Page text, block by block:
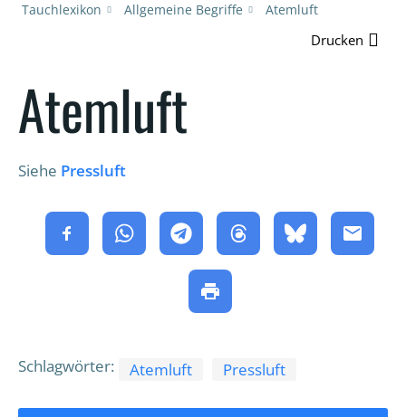
Tauchlexikon
Allgemeine Begriffe Atemluft
Drucken
Atemluft
Siehe Pressluft
Schlagwörter: Atemluft Pressluft